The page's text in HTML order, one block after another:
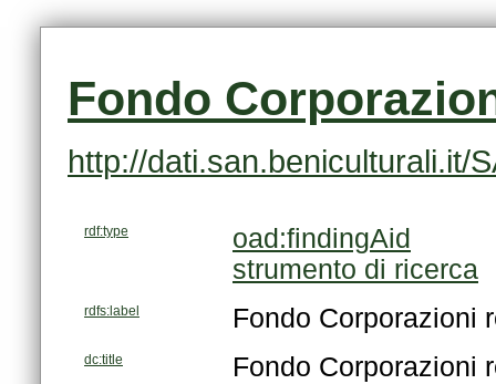
Fondo
http://dati.san.beniculturali.it/
rdf:type
oad:findingAid
strumento di ricerca
rdfs:label Fondo Corporazioni
dc:title Fondo Corporazioni